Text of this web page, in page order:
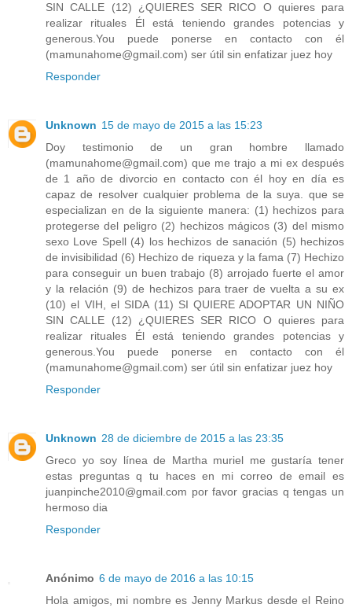
SIN CALLE (12) ¿QUIERES SER RICO O quieres para
realizar rituales Él está teniendo grandes potencias y
generous.You puede ponerse en contacto con él
(mamunahome@gmail.com) ser útil sin enfatizar juez hoy
Responder
Unknown 15 de mayo de 2015 a las 15:23
Doy testimonio de un gran hombre llamado
(mamunahome@gmail.com) que me trajo a mi ex después
de 1 año de divorcio en contacto con él hoy en día es
capaz de resolver cualquier problema de la suya. que se
especializan en de la siguiente manera: (1) hechizos para
protegerse del peligro (2) hechizos mágicos (3) del mismo
sexo Love Spell (4) los hechizos de sanación (5) hechizos
de invisibilidad (6) Hechizo de riqueza y la fama (7) Hechizo
para conseguir un buen trabajo (8) arrojado fuerte el amor
y la relación (9) de hechizos para traer de vuelta a su ex
(10) el VIH, el SIDA (11) SI QUIERE ADOPTAR UN NIÑO
SIN CALLE (12) ¿QUIERES SER RICO O quieres para
realizar rituales Él está teniendo grandes potencias y
generous.You puede ponerse en contacto con él
(mamunahome@gmail.com) ser útil sin enfatizar juez hoy
Responder
Unknown 28 de diciembre de 2015 a las 23:35
Greco yo soy línea de Martha muriel me gustaría tener
estas preguntas q tu haces en mi correo de email es
juanpinche2010@gmail.com por favor gracias q tengas un
hermoso dia
Responder
Anónimo 6 de mayo de 2016 a las 10:15
Hola amigos, mi nombre es Jenny Markus desde el Reino